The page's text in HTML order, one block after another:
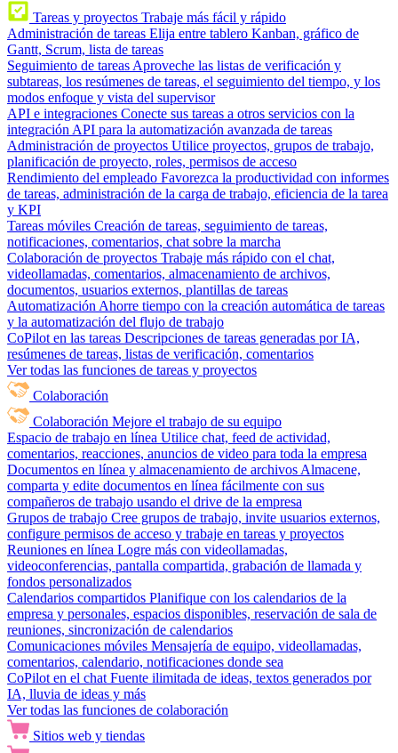
Tareas y proyectos Trabaje más fácil y rápido
Administración de tareas Elija entre tablero Kanban, gráfico de
Gantt, Scrum, lista de tareas
Seguimiento de tareas Aproveche las listas de verificación y
subtareas, los resúmenes de tareas, el seguimiento del tiempo, y los
modos enfoque y vista del supervisor
API e integraciones Conecte sus tareas a otros servicios con la
integración API para la automatización avanzada de tareas
Administración de proyectos Utilice proyectos, grupos de trabajo,
planificación de proyecto, roles, permisos de acceso
Rendimiento del empleado Favorezca la productividad con informes
de tareas, administración de la carga de trabajo, eficiencia de la tarea
y KPI
Tareas móviles Creación de tareas, seguimiento de tareas,
notificaciones, comentarios, chat sobre la marcha
Colaboración de proyectos Trabaje más rápido con el chat,
videollamadas, comentarios, almacenamiento de archivos,
documentos, usuarios externos, plantillas de tareas
Automatización Ahorre tiempo con la creación automática de tareas
y la automatización del flujo de trabajo
CoPilot en las tareas Descripciones de tareas generadas por IA,
resúmenes de tareas, listas de verificación, comentarios
Ver todas las funciones de tareas y proyectos
Colaboración
Colaboración Mejore el trabajo de su equipo
Espacio de trabajo en línea Utilice chat, feed de actividad,
comentarios, reacciones, anuncios de video para toda la empresa
Documentos en línea y almacenamiento de archivos Almacene,
comparta y edite documentos en línea fácilmente con sus
compañeros de trabajo usando el drive de la empresa
Grupos de trabajo Cree grupos de trabajo, invite usuarios externos,
configure permisos de acceso y trabaje en tareas y proyectos
Reuniones en línea Logre más con videollamadas,
videoconferencias, pantalla compartida, grabación de llamada y
fondos personalizados
Calendarios compartidos Planifique con los calendarios de la
empresa y personales, espacios disponibles, reservación de sala de
reuniones, sincronización de calendarios
Comunicaciones móviles Mensajería de equipo, videollamadas,
comentarios, calendario, notificaciones donde sea
CoPilot en el chat Fuente ilimitada de ideas, textos generados por
IA, lluvia de ideas y más
Ver todas las funciones de colaboración
Sitios web y tiendas